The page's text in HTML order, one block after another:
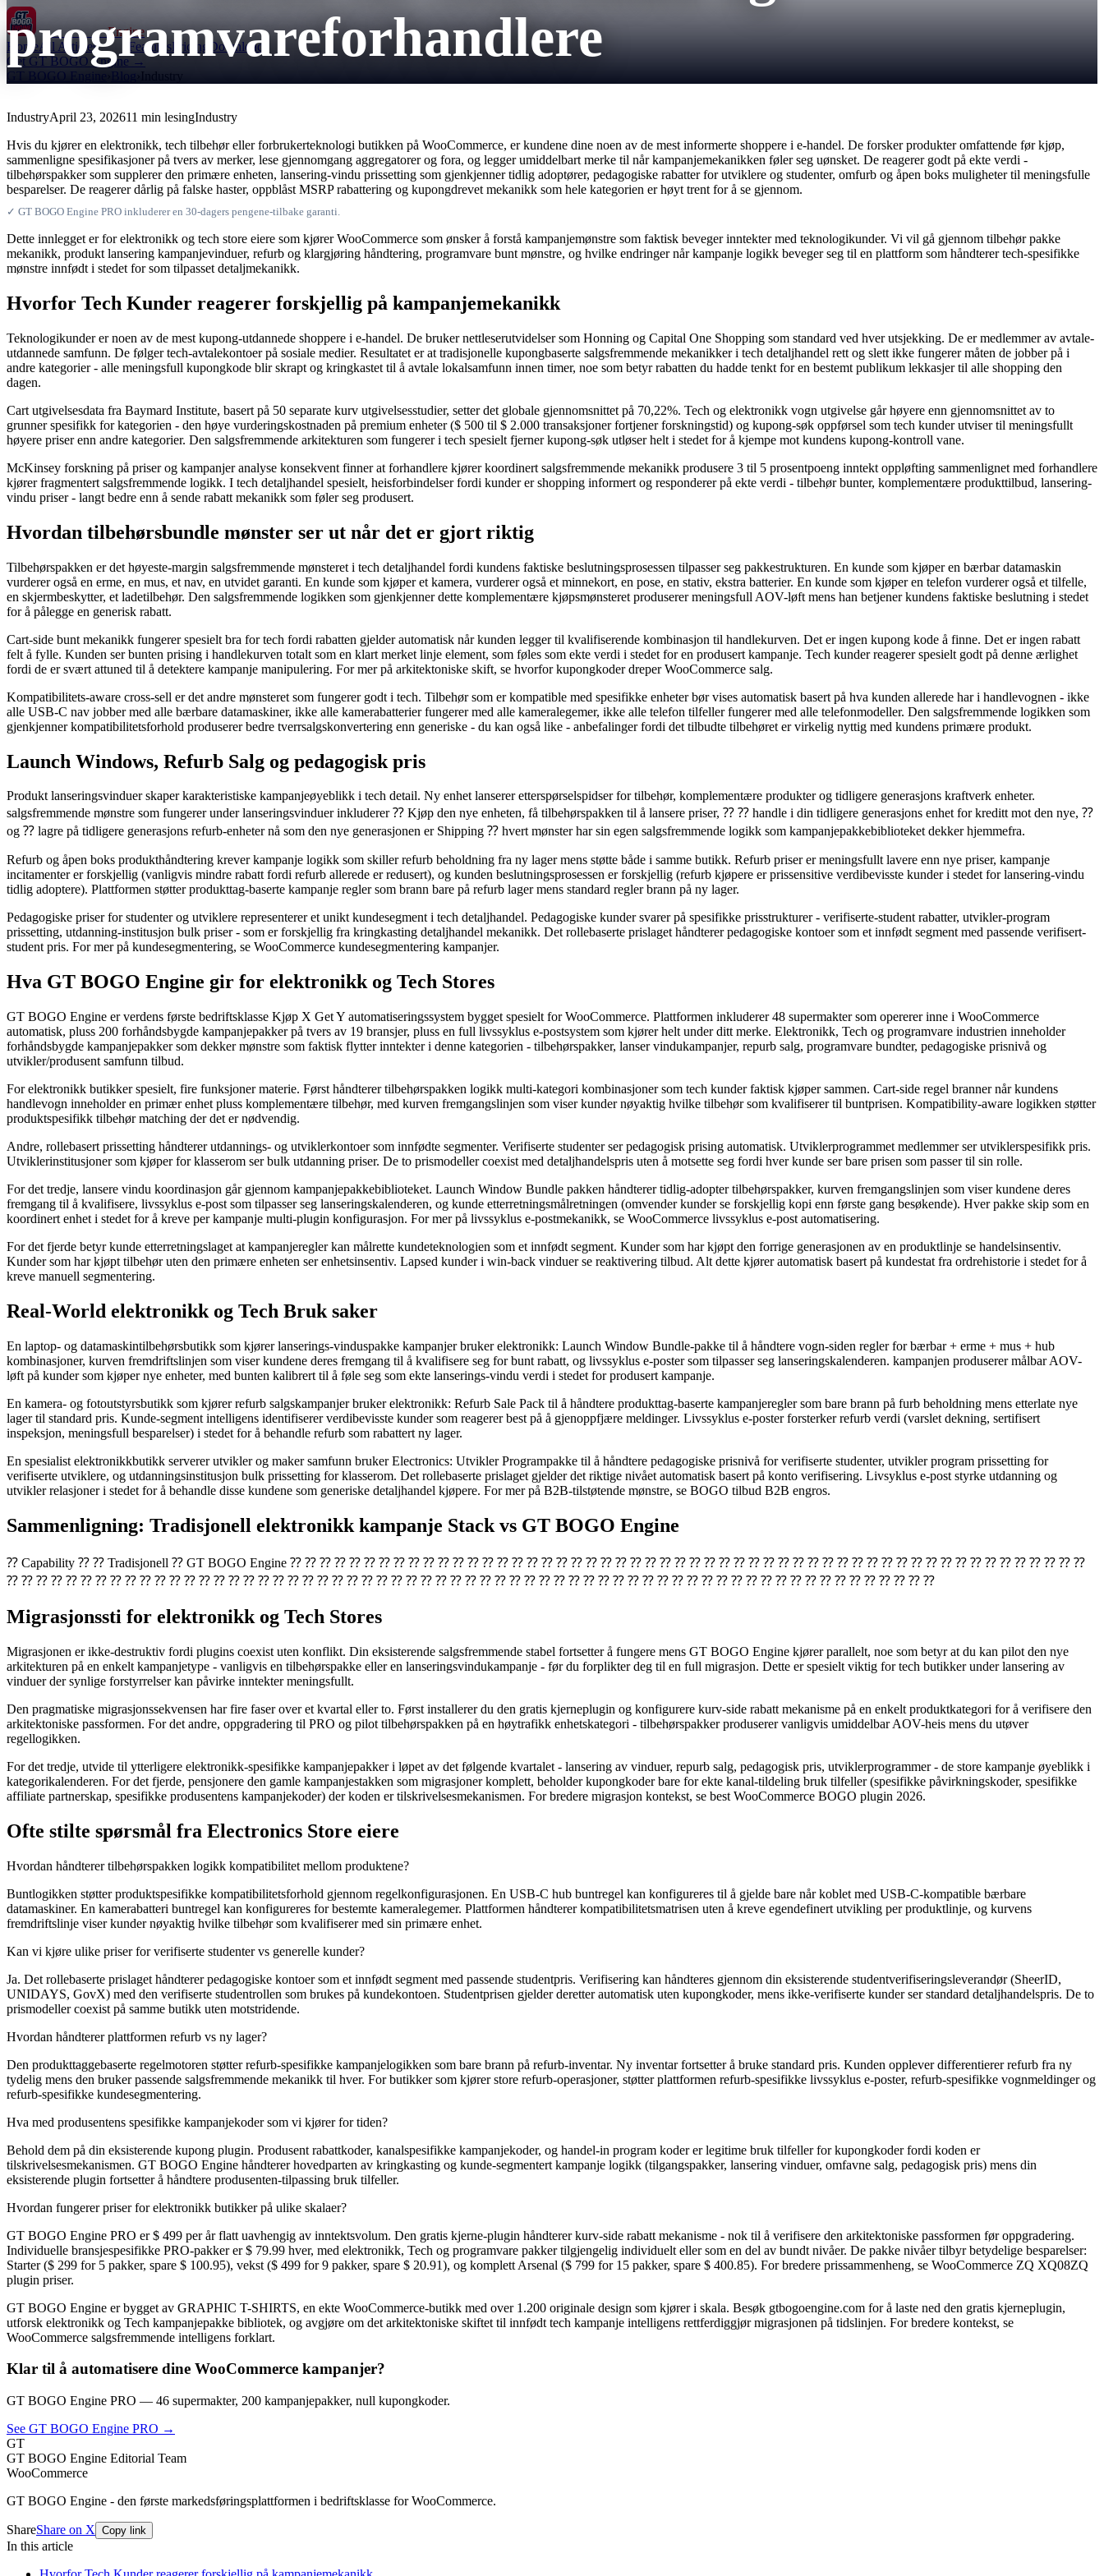
GT BOGOEngine
HomeAll Articles FeaturesPricing Downloads
Get GT BOGO Engine →
GT BOGO Engine
Blog›Industry
programvareforhandlere
IndustryApril 23, 202611 min lesingIndustry
Hvis du kjører en elektronikk, tech tilbehør eller forbrukerteknologi butikken på WooCommerce, er kundene dine noen av de mest informerte shoppere i e-handel. De forsker produkter omfattende før kjøp,
sammenligne spesifikasjoner på tvers av merker, lese gjennomgang aggregatorer og fora, og legger umiddelbart merke til når kampanjemekanikken føler seg uønsket. De reagerer godt på ekte verdi -
tilbehørspakker som supplerer den primære enheten, lansering-vindu prissetting som gjenkjenner tidlig adoptører, pedagogiske rabatter for utviklere og studenter, omfurb og åpen boks muligheter til meningsfulle
besparelser. De reagerer dårlig på falske haster, oppblåst MSRP rabattering og kupongdrevet mekanikk som hele kategorien er høyt trent for å se gjennom.
✓ GT BOGO Engine PRO inkluderer en 30-dagers pengene-tilbake garanti.
Dette innlegget er for elektronikk og tech store eiere som kjører WooCommerce som ønsker å forstå kampanjemønstre som faktisk beveger inntekter med teknologikunder. Vi vil gå gjennom tilbehør pakke
mekanikk, produkt lansering kampanjevinduer, refurb og klargjøring håndtering, programvare bunt mønstre, og hvilke endringer når kampanje logikk beveger seg til en plattform som håndterer tech-spesifikke
mønstre innfødt i stedet for som tilpasset detaljmekanikk.
Hvorfor Tech Kunder reagerer forskjellig på kampanjemekanikk
Teknologikunder er noen av de mest kupong-utdannede shoppere i e-handel. De bruker nettleserutvidelser som Honning og Capital One Shopping som standard ved hver utsjekking. De er medlemmer av avtale-
utdannede samfunn. De følger tech-avtalekontoer på sosiale medier. Resultatet er at tradisjonelle kupongbaserte salgsfremmende mekanikker i tech detaljhandel rett og slett ikke fungerer måten de jobber på i
andre kategorier - alle meningsfull kupongkode blir skrapt og kringkastet til å avtale lokalsamfunn innen timer, noe som betyr rabatten du hadde tenkt for en bestemt publikum lekkasjer til alle shopping den
dagen.
Cart utgivelsesdata fra Baymard Institute, basert på 50 separate kurv utgivelsesstudier, setter det globale gjennomsnittet på 70,22%. Tech og elektronikk vogn utgivelse går høyere enn gjennomsnittet av to
grunner spesifikk for kategorien - den høye vurderingskostnaden på premium enheter ($ 500 til $ 2.000 transaksjoner fortjener forskningstid) og kupong-søk oppførsel som tech kunder utviser til meningsfullt
høyere priser enn andre kategorier. Den salgsfremmende arkitekturen som fungerer i tech spesielt fjerner kupong-søk utløser helt i stedet for å kjempe mot kundens kupong-kontroll vane.
McKinsey forskning på priser og kampanjer analyse konsekvent finner at forhandlere kjører koordinert salgsfremmende mekanikk produsere 3 til 5 prosentpoeng inntekt oppløfting sammenlignet med forhandlere
kjører fragmentert salgsfremmende logikk. I tech detaljhandel spesielt, heisforbindelser fordi kunder er shopping informert og responderer på ekte verdi - tilbehør bunter, komplementære produkttilbud, lansering-
vindu priser - langt bedre enn å sende rabatt mekanikk som føler seg produsert.
Hvordan tilbehørsbundle mønster ser ut når det er gjort riktig
Tilbehørspakken er det høyeste-margin salgsfremmende mønsteret i tech detaljhandel fordi kundens faktiske beslutningsprosessen tilpasser seg pakkestrukturen. En kunde som kjøper en bærbar datamaskin
vurderer også en erme, en mus, et nav, en utvidet garanti. En kunde som kjøper et kamera, vurderer også et minnekort, en pose, en stativ, ekstra batterier. En kunde som kjøper en telefon vurderer også et tilfelle,
en skjermbeskytter, et ladetilbehør. Den salgsfremmende logikken som gjenkjenner dette komplementære kjøpsmønsteret produserer meningsfull AOV-løft mens han betjener kundens faktiske beslutning i stedet
for å pålegge en generisk rabatt.
Cart-side bunt mekanikk fungerer spesielt bra for tech fordi rabatten gjelder automatisk når kunden legger til kvalifiserende kombinasjon til handlekurven. Det er ingen kupong kode å finne. Det er ingen rabatt
felt å fylle. Kunden ser bunten prising i handlekurven totalt som en klart merket linje element, som føles som ekte verdi i stedet for en produsert kampanje. Tech kunder reagerer spesielt godt på denne ærlighet
fordi de er svært attuned til å detektere kampanje manipulering. For mer på arkitektoniske skift, se hvorfor kupongkoder dreper WooCommerce salg.
Kompatibilitets-aware cross-sell er det andre mønsteret som fungerer godt i tech. Tilbehør som er kompatible med spesifikke enheter bør vises automatisk basert på hva kunden allerede har i handlevognen - ikke
alle USB-C nav jobber med alle bærbare datamaskiner, ikke alle kamerabatterier fungerer med alle kameralegemer, ikke alle telefon tilfeller fungerer med alle telefonmodeller. Den salgsfremmende logikken som
gjenkjenner kompatibilitetsforhold produserer bedre tverrsalgskonvertering enn generiske - du kan også like - anbefalinger fordi det tilbudte tilbehøret er virkelig nyttig med kundens primære produkt.
Launch Windows, Refurb Salg og pedagogisk pris
Produkt lanseringsvinduer skaper karakteristiske kampanjeøyeblikk i tech detail. Ny enhet lanserer etterspørselspidser for tilbehør, komplementære produkter og tidligere generasjons kraftverk enheter.
salgsfremmende mønstre som fungerer under lanseringsvinduer inkluderer ⁇ Kjøp den nye enheten, få tilbehørspakken til å lansere priser, ⁇ ⁇ handle i din tidligere generasjons enhet for kreditt mot den nye, ⁇
og ⁇ lagre på tidligere generasjons refurb-enheter nå som den nye generasjonen er Shipping ⁇ hvert mønster har sin egen salgsfremmende logikk som kampanjepakkebiblioteket dekker hjemmefra.
Refurb og åpen boks produkthåndtering krever kampanje logikk som skiller refurb beholdning fra ny lager mens støtte både i samme butikk. Refurb priser er meningsfullt lavere enn nye priser, kampanje
incitamenter er forskjellig (vanligvis mindre rabatt fordi refurb allerede er redusert), og kunden beslutningsprosessen er forskjellig (refurb kjøpere er prissensitive verdibevisste kunder i stedet for lansering-vindu
tidlig adoptere). Plattformen støtter produkttag-baserte kampanje regler som brann bare på refurb lager mens standard regler brann på ny lager.
Pedagogiske priser for studenter og utviklere representerer et unikt kundesegment i tech detaljhandel. Pedagogiske kunder svarer på spesifikke prisstrukturer - verifiserte-student rabatter, utvikler-program
prissetting, utdanning-institusjon bulk priser - som er forskjellig fra kringkasting detaljhandel mekanikk. Det rollebaserte prislaget håndterer pedagogiske kontoer som et innfødt segment med passende verifisert-
student pris. For mer på kundesegmentering, se WooCommerce kundesegmentering kampanjer.
Hva GT BOGO Engine gir for elektronikk og Tech Stores
GT BOGO Engine er verdens første bedriftsklasse Kjøp X Get Y automatiseringssystem bygget spesielt for WooCommerce. Plattformen inkluderer 48 supermakter som opererer inne i WooCommerce
automatisk, pluss 200 forhåndsbygde kampanjepakker på tvers av 19 bransjer, pluss en full livssyklus e-postsystem som kjører helt under ditt merke. Elektronikk, Tech og programvare industrien inneholder
forhåndsbygde kampanjepakker som dekker mønstre som faktisk flytter inntekter i denne kategorien - tilbehørspakker, lanser vindukampanjer, repurb salg, programvare bundter, pedagogiske prisnivå og
utvikler/produsent samfunn tilbud.
For elektronikk butikker spesielt, fire funksjoner materie. Først håndterer tilbehørspakken logikk multi-kategori kombinasjoner som tech kunder faktisk kjøper sammen. Cart-side regel branner når kundens
handlevogn inneholder en primær enhet pluss komplementære tilbehør, med kurven fremgangslinjen som viser kunder nøyaktig hvilke tilbehør som kvalifiserer til buntprisen. Kompatibility-aware logikken støtter
produktspesifikk tilbehør matching der det er nødvendig.
Andre, rollebasert prissetting håndterer utdannings- og utviklerkontoer som innfødte segmenter. Verifiserte studenter ser pedagogisk prising automatisk. Utviklerprogrammet medlemmer ser utviklerspesifikk pris.
Utviklerinstitusjoner som kjøper for klasserom ser bulk utdanning priser. De to prismodeller coexist med detaljhandelspris uten å motsette seg fordi hver kunde ser bare prisen som passer til sin rolle.
For det tredje, lansere vindu koordinasjon går gjennom kampanjepakkebiblioteket. Launch Window Bundle pakken håndterer tidlig-adopter tilbehørspakker, kurven fremgangslinjen som viser kundene deres
fremgang til å kvalifisere, livssyklus e-post som tilpasser seg lanseringskalenderen, og kunde etterretningsmålretningen (omvender kunder se forskjellig kopi enn første gang besøkende). Hver pakke skip som en
koordinert enhet i stedet for å kreve per kampanje multi-plugin konfigurasjon. For mer på livssyklus e-postmekanikk, se WooCommerce livssyklus e-post automatisering.
For det fjerde betyr kunde etterretningslaget at kampanjeregler kan målrette kundeteknologien som et innfødt segment. Kunder som har kjøpt den forrige generasjonen av en produktlinje se handelsinsentiv.
Kunder som har kjøpt tilbehør uten den primære enheten ser enhetsinsentiv. Lapsed kunder i win-back vinduer se reaktivering tilbud. Alt dette kjører automatisk basert på kundestat fra ordrehistorie i stedet for å
kreve manuell segmentering.
Real-World elektronikk og Tech Bruk saker
En laptop- og datamaskintilbehørsbutikk som kjører lanserings-vinduspakke kampanjer bruker elektronikk: Launch Window Bundle-pakke til å håndtere vogn-siden regler for bærbar + erme + mus + hub
kombinasjoner, kurven fremdriftslinjen som viser kundene deres fremgang til å kvalifisere seg for bunt rabatt, og livssyklus e-poster som tilpasser seg lanseringskalenderen. kampanjen produserer målbar AOV-
løft på kunder som kjøper nye enheter, med bunten kalibrert til å føle seg som ekte lanserings-vindu verdi i stedet for produsert kampanje.
En kamera- og fotoutstyrsbutikk som kjører refurb salgskampanjer bruker elektronikk: Refurb Sale Pack til å håndtere produkttag-baserte kampanjeregler som bare brann på furb beholdning mens etterlate nye
lager til standard pris. Kunde-segment intelligens identifiserer verdibevisste kunder som reagerer best på å gjenoppfjære meldinger. Livssyklus e-poster forsterker refurb verdi (varslet dekning, sertifisert
inspeksjon, meningsfull besparelser) i stedet for å behandle refurb som rabattert ny lager.
En spesialist elektronikkbutikk serverer utvikler og maker samfunn bruker Electronics: Utvikler Programpakke til å håndtere pedagogiske prisnivå for verifiserte studenter, utvikler program prissetting for
verifiserte utviklere, og utdanningsinstitusjon bulk prissetting for klasserom. Det rollebaserte prislaget gjelder det riktige nivået automatisk basert på konto verifisering. Livsyklus e-post styrke utdanning og
utvikler relasjoner i stedet for å behandle disse kundene som generiske detaljhandel kjøpere. For mer på B2B-tilstøtende mønstre, se BOGO tilbud B2B engros.
Sammenligning: Tradisjonell elektronikk kampanje Stack vs GT BOGO Engine
⁇ Capability ⁇ ⁇ Tradisjonell ⁇ GT BOGO Engine ⁇ ⁇ ⁇ ⁇ ⁇ ⁇ ⁇ ⁇ ⁇ ⁇ ⁇ ⁇ ⁇ ⁇ ⁇ ⁇ ⁇ ⁇ ⁇ ⁇ ⁇ ⁇ ⁇ ⁇ ⁇ ⁇ ⁇ ⁇ ⁇ ⁇ ⁇ ⁇ ⁇ ⁇ ⁇ ⁇ ⁇ ⁇ ⁇ ⁇ ⁇ ⁇ ⁇ ⁇ ⁇ ⁇ ⁇ ⁇ ⁇ ⁇ ⁇ ⁇ ⁇ ⁇
⁇ ⁇ ⁇ ⁇ ⁇ ⁇ ⁇ ⁇ ⁇ ⁇ ⁇ ⁇ ⁇ ⁇ ⁇ ⁇ ⁇ ⁇ ⁇ ⁇ ⁇ ⁇ ⁇ ⁇ ⁇ ⁇ ⁇ ⁇ ⁇ ⁇ ⁇ ⁇ ⁇ ⁇ ⁇ ⁇ ⁇ ⁇ ⁇ ⁇ ⁇ ⁇ ⁇ ⁇ ⁇ ⁇ ⁇ ⁇ ⁇ ⁇ ⁇ ⁇ ⁇ ⁇ ⁇ ⁇ ⁇ ⁇ ⁇ ⁇ ⁇ ⁇ ⁇
Migrasjonssti for elektronikk og Tech Stores
Migrasjonen er ikke-destruktiv fordi plugins coexist uten konflikt. Din eksisterende salgsfremmende stabel fortsetter å fungere mens GT BOGO Engine kjører parallelt, noe som betyr at du kan pilot den nye
arkitekturen på en enkelt kampanjetype - vanligvis en tilbehørspakke eller en lanseringsvindukampanje - før du forplikter deg til en full migrasjon. Dette er spesielt viktig for tech butikker under lansering av
vinduer der synlige forstyrrelser kan påvirke inntekter meningsfullt.
Den pragmatiske migrasjonssekvensen har fire faser over et kvartal eller to. Først installerer du den gratis kjerneplugin og konfigurere kurv-side rabatt mekanisme på en enkelt produktkategori for å verifisere den
arkitektoniske passformen. For det andre, oppgradering til PRO og pilot tilbehørspakken på en høytrafikk enhetskategori - tilbehørspakker produserer vanligvis umiddelbar AOV-heis mens du utøver
regellogikken.
For det tredje, utvide til ytterligere elektronikk-spesifikke kampanjepakker i løpet av det følgende kvartalet - lansering av vinduer, repurb salg, pedagogisk pris, utviklerprogrammer - de store kampanje øyeblikk i
kategorikalenderen. For det fjerde, pensjonere den gamle kampanjestakken som migrasjoner komplett, beholder kupongkoder bare for ekte kanal-tildeling bruk tilfeller (spesifikke påvirkningskoder, spesifikke
affiliate partnerskap, spesifikke produsentens kampanjekoder) der koden er tilskrivelsesmekanismen. For bredere migrasjon kontekst, se best WooCommerce BOGO plugin 2026.
Ofte stilte spørsmål fra Electronics Store eiere
Hvordan håndterer tilbehørspakken logikk kompatibilitet mellom produktene?
Buntlogikken støtter produktspesifikke kompatibilitetsforhold gjennom regelkonfigurasjonen. En USB-C hub buntregel kan konfigureres til å gjelde bare når koblet med USB-C-kompatible bærbare
datamaskiner. En kamerabatteri buntregel kan konfigureres for bestemte kameralegemer. Plattformen håndterer kompatibilitetsmatrisen uten å kreve egendefinert utvikling per produktlinje, og kurvens
fremdriftslinje viser kunder nøyaktig hvilke tilbehør som kvalifiserer med sin primære enhet.
Kan vi kjøre ulike priser for verifiserte studenter vs generelle kunder?
Ja. Det rollebaserte prislaget håndterer pedagogiske kontoer som et innfødt segment med passende studentpris. Verifisering kan håndteres gjennom din eksisterende studentverifiseringsleverandør (SheerID,
UNIDAYS, GovX) med den verifiserte studentrollen som brukes på kundekontoen. Studentprisen gjelder deretter automatisk uten kupongkoder, mens ikke-verifiserte kunder ser standard detaljhandelspris. De to
prismodeller coexist på samme butikk uten motstridende.
Hvordan håndterer plattformen refurb vs ny lager?
Den produkttaggebaserte regelmotoren støtter refurb-spesifikke kampanjelogikken som bare brann på refurb-inventar. Ny inventar fortsetter å bruke standard pris. Kunden opplever differentierer refurb fra ny
tydelig mens den bruker passende salgsfremmende mekanikk til hver. For butikker som kjører store refurb-operasjoner, støtter plattformen refurb-spesifikke livssyklus e-poster, refurb-spesifikke vognmeldinger og
refurb-spesifikke kundesegmentering.
Hva med produsentens spesifikke kampanjekoder som vi kjører for tiden?
Behold dem på din eksisterende kupong plugin. Produsent rabattkoder, kanalspesifikke kampanjekoder, og handel-in program koder er legitime bruk tilfeller for kupongkoder fordi koden er
tilskrivelsesmekanismen. GT BOGO Engine håndterer hovedparten av kringkasting og kunde-segmentert kampanje logikk (tilgangspakker, lansering vinduer, omfavne salg, pedagogisk pris) mens din
eksisterende plugin fortsetter å håndtere produsenten-tilpassing bruk tilfeller.
Hvordan fungerer priser for elektronikk butikker på ulike skalaer?
GT BOGO Engine PRO er $ 499 per år flatt uavhengig av inntektsvolum. Den gratis kjerne-plugin håndterer kurv-side rabatt mekanisme - nok til å verifisere den arkitektoniske passformen før oppgradering.
Individuelle bransjespesifikke PRO-pakker er $ 79.99 hver, med elektronikk, Tech og programvare pakker tilgjengelig individuelt eller som en del av bundt nivåer. De pakke nivåer tilbyr betydelige besparelser:
Starter ($ 299 for 5 pakker, spare $ 100.95), vekst ($ 499 for 9 pakker, spare $ 20.91), og komplett Arsenal ($ 799 for 15 pakker, spare $ 400.85). For bredere prissammenheng, se WooCommerce ZQ XQ08ZQ
plugin priser.
GT BOGO Engine er bygget av GRAPHIC T-SHIRTS, en ekte WooCommerce-butikk med over 1.200 originale design som kjører i skala. Besøk gtbogoengine.com for å laste ned den gratis kjerneplugin,
utforsk elektronikk og Tech kampanjepakke bibliotek, og avgjøre om det arkitektoniske skiftet til innfødt tech kampanje intelligens rettferdiggjør migrasjonen på tidslinjen. For bredere kontekst, se
WooCommerce salgsfremmende intelligens forklart.
Klar til å automatisere dine WooCommerce kampanjer?
GT BOGO Engine PRO — 46 supermakter, 200 kampanjepakker, null kupongkoder.
See GT BOGO Engine PRO →
GT
GT BOGO Engine Editorial Team
WooCommerce
GT BOGO Engine - den første markedsføringsplattformen i bedriftsklasse for WooCommerce.
ShareShare on X Copy link
In this article